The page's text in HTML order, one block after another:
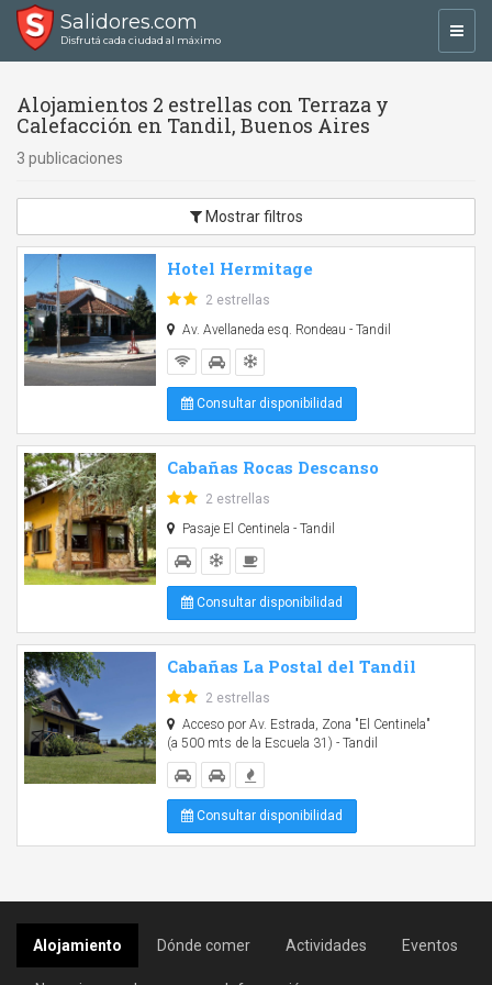
Salidores.com
Disfrutá cada ciudad al máximo
Alojamientos 2 estrellas con Terraza y
Calefacción en Tandil, Buenos Aires
3 publicaciones
Mostrar filtros
Hotel Hermitage
2 estrellas
Av. Avellaneda esq. Rondeau - Tandil
Consultar disponibilidad
Cabañas Rocas Descanso
2 estrellas
Pasaje El Centinela - Tandil
Consultar disponibilidad
Cabañas La Postal del Tandil
2 estrellas
Acceso por Av. Estrada, Zona "El Centinela"
(a 500 mts de la Escuela 31) - Tandil
Consultar disponibilidad
Alojamiento Dónde comer Actividades Eventos